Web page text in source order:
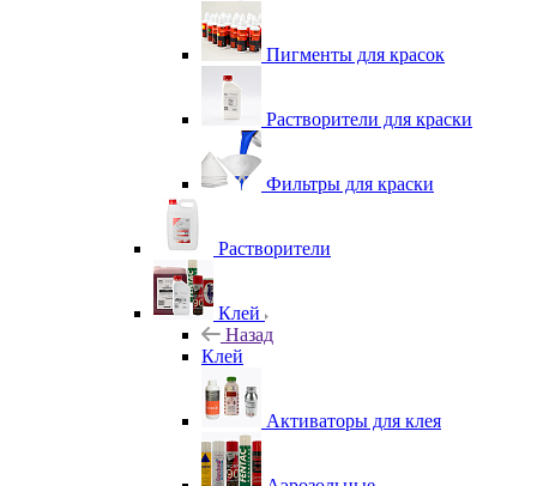
Пигменты для красок
Растворители для краски
Фильтры для краски
Растворители
Клей
Назад
Клей
Активаторы для клея